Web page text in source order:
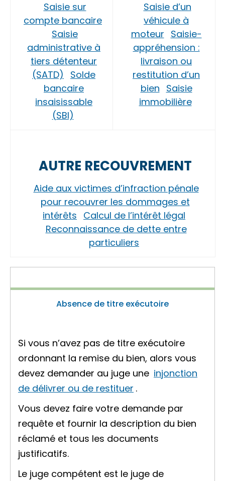
Saisie sur
compte bancaire
Saisie
administrative à
tiers détenteur
(SATD)
Solde
bancaire
insaisissable
(SBI)
Saisie d’un
véhicule à
moteur Saisie-
appréhension :
livraison ou
restitution d’un
bien Saisie
immobilière
AUTRE RECOUVREMENT
Aide aux victimes d’infraction pénale
pour recouvrer les dommages et
intérêts Calcul de l’intérêt légal
Reconnaissance de dette entre
particuliers
Absence de titre exécutoire
Si vous n’avez pas de titre exécutoire
ordonnant la remise du bien, alors vous
devez demander au juge une injonction
de délivrer ou de restituer .
Vous devez faire votre demande par
requête et fournir la description du bien
réclamé et tous les documents
justificatifs.
Le juge compétent est le juge de